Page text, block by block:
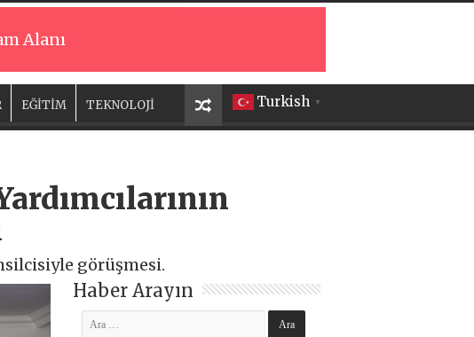
Alanı
Turkish ▼
EĞİTİM TEKNOLOJİ
görüşmesi.
Haber Arayın